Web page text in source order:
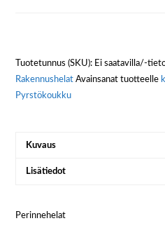
Tuotetunnus (SKU): Ei saatavilla/-
Rakennushelat Avainsanat tuotteelle
Pyrstökoukku
Kuvaus
Lisätiedot
Perinnehelat